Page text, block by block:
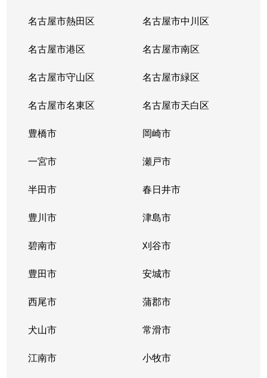
名古屋市熱田区 名古屋市中川区
名古屋市港区 名古屋市南区
名古屋市守山区 名古屋市緑区
名古屋市名東区 名古屋市天白区
豊橋市 岡崎市
一宮市 瀬戸市
半田市 春日井市
豊川市 津島市
碧南市 刈谷市
豊田市 安城市
西尾市 蒲郡市
犬山市 常滑市
江南市 小牧市